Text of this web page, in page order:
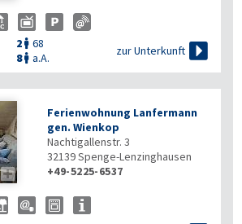
2  68
8 a.A.
zur Unterkunft 

Ferienwohnung Lanfermann
gen. Wienkop
Nachtigallenstr. 3
32139Spenge-Lenzinghausen
+49-5225-6537